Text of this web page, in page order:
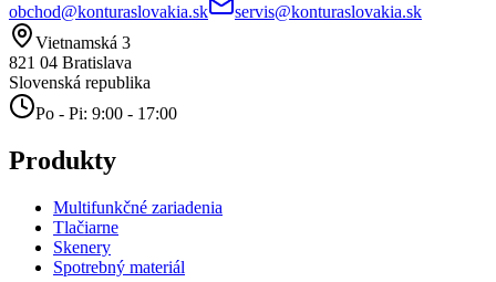
obchod@konturaslovakia.sk
servis@konturaslovakia.sk
Vietnamská 3
821 04 Bratislava
Slovenská republika
Po - Pi: 9:00 - 17:00
Produkty
Multifunkčné zariadenia
Tlačiarne
Skenery
Spotrebný materiál